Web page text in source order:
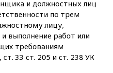
и должностных лиц
по трем
лицу,
выполнение работ или
требованиям
33 ст. 205 и ст. 238 УК